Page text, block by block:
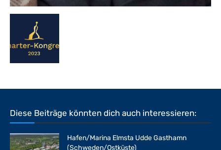
Diese Beiträge könnten dich auch interessieren:
Hafen/Marina Elmsta Udde Gasthamn
(Schweden/Ostküste)